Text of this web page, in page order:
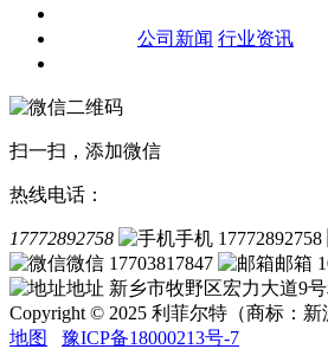
公司新闻 行业资讯
扫一扫，添加微信
热线电话：
17772892758 手机 17772892758
微信 17703817847
邮箱
地址 新乡市牧野区宏力大道9
Copyright © 2025 利菲尔特（商标：
地图
豫ICP备18000213号-7